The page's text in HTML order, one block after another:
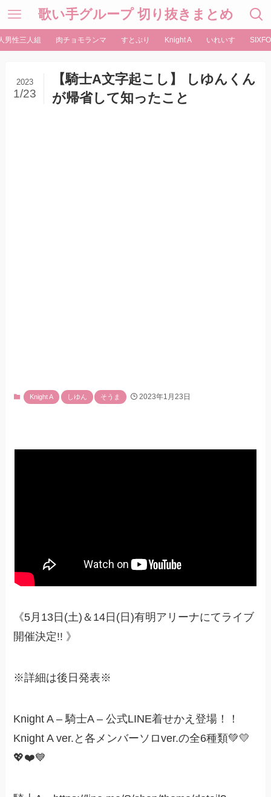
歌い手グループ 切り抜きまとめ
男性三人組 肉チョモランマ すとぷり Knight A いれいす
【騎士A文字起こし】 しゆんくん
が帰省して知ったこと
2023
1/23
Knight A しゆん そうま 2023年1月23日
《5月13日(土)＆14日(日)有明アリーナにてライブ
開催決定!! 》
※詳細は後日発表※
Knight A – 騎士A – 公式LINE着せかえ登場！！
Knight A ver.と各メンバーソロver.の全6種類💚💛
💖❤️💙